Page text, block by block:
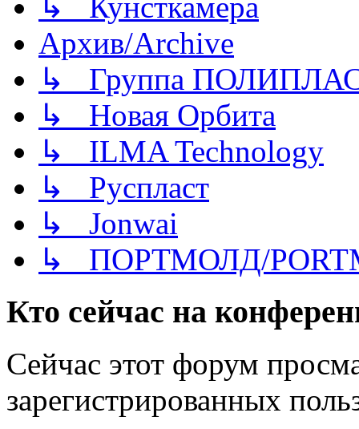
↳ Кунсткамера
Архив/Archive
↳ Группа
↳ Новая Орбита
↳ ILMA Technology
↳ Руспласт
↳ Jonwai
↳ ПОРТМОЛД/
Кто сейчас на
Сейчас этот форум
зарегистрированных